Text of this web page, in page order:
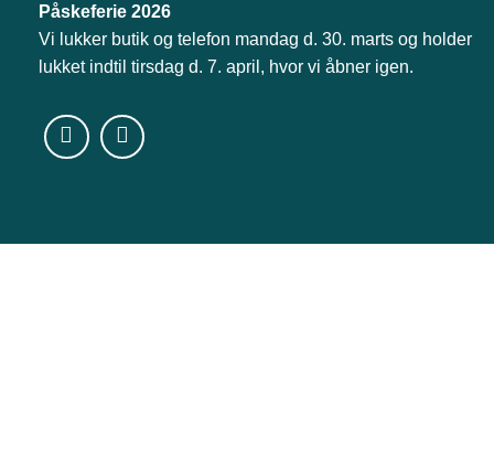
Påskeferie 2026
Vi lukker butik og telefon mandag d. 30. marts og holder
lukket indtil tirsdag d. 7. april, hvor vi åbner igen.